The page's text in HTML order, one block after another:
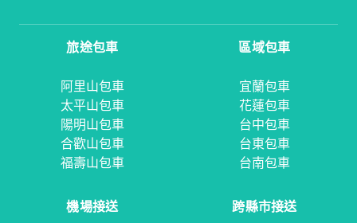
旅途包車
阿里山包車
太平山包車
陽明山包車
合歡山包車
福壽山包車
區域包車
宜蘭包車
花蓮包車
台中包車
台東包車
台南包車
機場接送 跨縣市接送